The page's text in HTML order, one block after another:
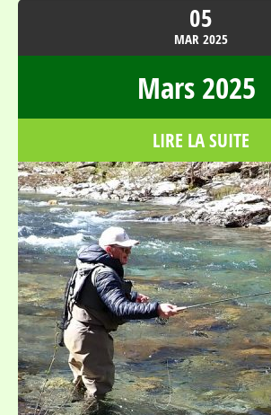
05
MAR2025
Mars 2025
LIRE LA SUITE